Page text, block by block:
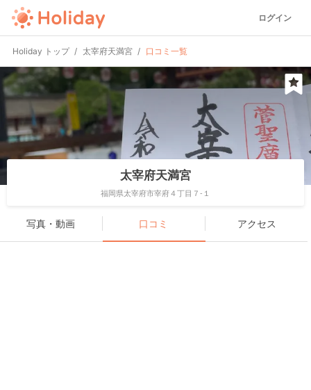
ログイン
Holiday トップ 太宰府天満宮 口コミ一覧
太宰府天満宮
福岡県太宰府市宰府４丁目７-１
写真・動画 口コミ アクセス